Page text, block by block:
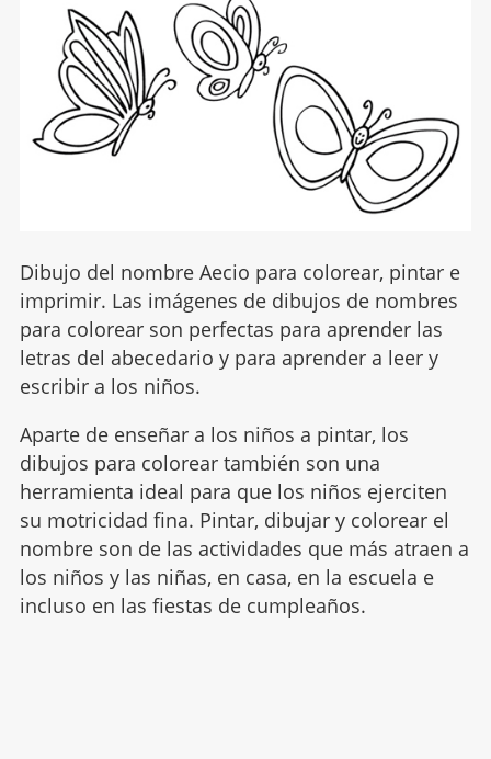
Dibujo del nombre Aecio para colorear, pintar e
imprimir. Las imágenes de dibujos de nombres
para colorear son perfectas para aprender las
letras del abecedario y para aprender a leer y
escribir a los niños.
Aparte de enseñar a los niños a pintar, los
dibujos para colorear también son una
herramienta ideal para que los niños ejerciten
su motricidad fina. Pintar, dibujar y colorear el
nombre son de las actividades que más atraen a
los niños y las niñas, en casa, en la escuela e
incluso en las fiestas de cumpleaños.